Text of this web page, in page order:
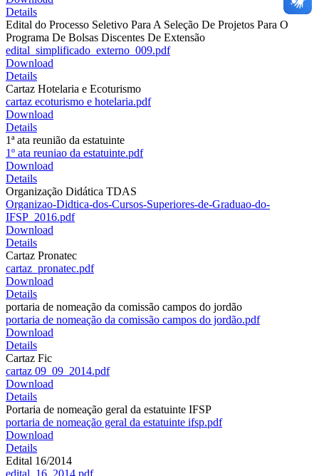
Details
Edital do Processo Seletivo Para A Seleção De Projetos Para O
Programa De Bolsas Discentes De Extensão
edital_simplificado_externo_009.pdf
Download
Details
Cartaz Hotelaria e Ecoturismo
cartaz ecoturismo e hotelaria.pdf
Download
Details
1ª ata reunião da estatuinte
1º ata reuniao da estatuinte.pdf
Download
Details
Organização Didática TDAS
Organizao-Didtica-dos-Cursos-Superiores-de-Graduao-do-
IFSP_2016.pdf
Download
Details
Cartaz Pronatec
cartaz_pronatec.pdf
Download
Details
portaria de nomeação da comissão campos do jordão
portaria de nomeação da comissão campos do jordão.pdf
Download
Details
Cartaz Fic
cartaz 09_09_2014.pdf
Download
Details
Portaria de nomeação geral da estatuinte IFSP
portaria de nomeação geral da estatuinte ifsp.pdf
Download
Details
Edital 16/2014
edital_16_2014.pdf